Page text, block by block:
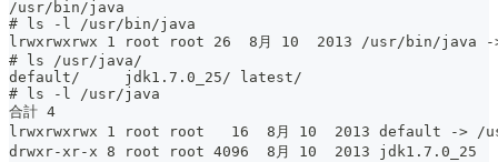
/usr/bin/java
# ls -l /usr/bin/java
lrwxrwxrwx 1 root root 26  8月 10  2013 /usr/bin/
# ls /usr/java/
default/     jdk1.7.0_25/ latest/
# ls -l /usr/java
合計 4
lrwxrwxrwx 1 root root   16  8月 10  2013 default -> /
drwxr-xr-x 8 root root 4096  8月 10  2013 jdk1.7.0_25